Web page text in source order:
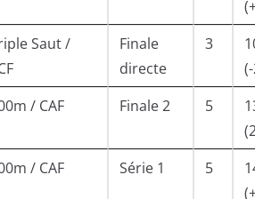
Saut /
Finale
directe
3
/ CAF Finale 2 5
/ CAF Série 1 5